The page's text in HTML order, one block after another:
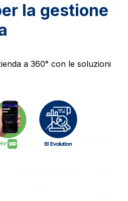
la gestione
a 360° con le soluzioni